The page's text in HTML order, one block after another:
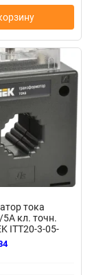
тока
кл. точн.
ITT20-3-05-